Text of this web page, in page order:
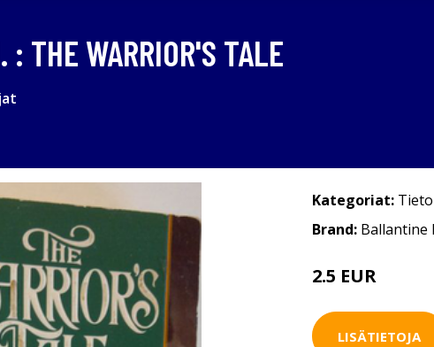
THE WARRIOR'S TALE
Kategoriat:
Brand: Ballantine
2.5 EUR
LISÄTIETOJA